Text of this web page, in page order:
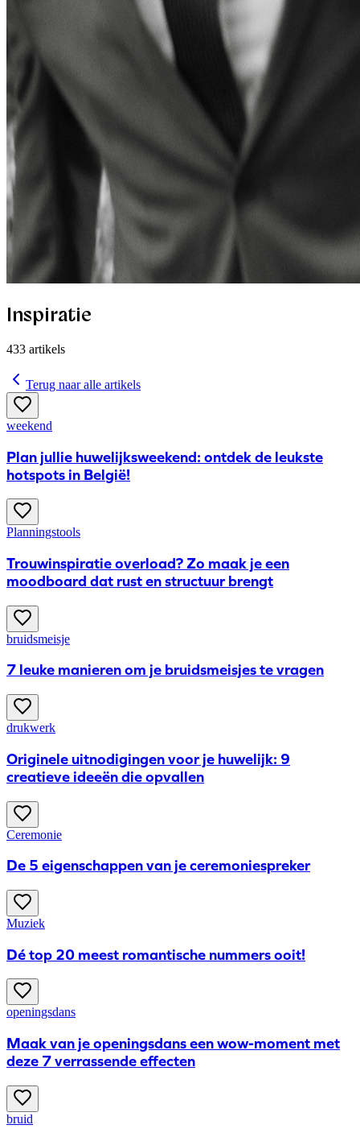
Inspiratie
433 artikels
Terug naar alle artikels
weekend
Plan jullie huwelijksweekend: ontdek de leukste
hotspots in België!
Planningstools
Trouwinspiratie overload? Zo maak je een
moodboard dat rust en structuur brengt
bruidsmeisje
7 leuke manieren om je bruidsmeisjes te vragen
drukwerk
Originele uitnodigingen voor je huwelijk: 9
creatieve ideeën die opvallen
Ceremonie
De 5 eigenschappen van je ceremoniespreker
Muziek
Dé top 20 meest romantische nummers ooit!
openingsdans
Maak van je openingsdans een wow-moment met
deze 7 verrassende effecten
bruid